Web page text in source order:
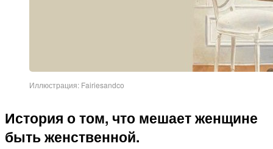
Иллюстрация: Fairiesandco
История о том, что мешает женщине
быть женственной.